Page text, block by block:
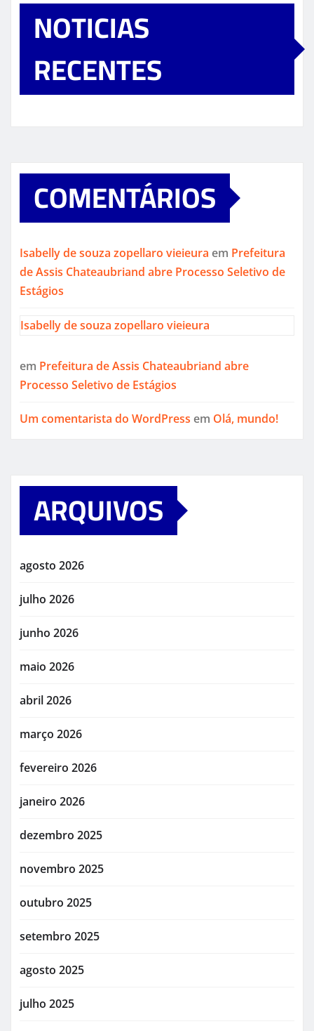
NOTICIAS
RECENTES
COMENTÁRIOS
Isabelly de souza zopellaro vieieura em Prefeitura
de Assis Chateaubriand abre Processo Seletivo de
Estágios
Isabelly de souza zopellaro vieieura
em Prefeitura de Assis Chateaubriand abre
Processo Seletivo de Estágios
Um comentarista do WordPress em Olá, mundo!
ARQUIVOS
agosto 2026
julho 2026
junho 2026
maio 2026
abril 2026
março 2026
fevereiro 2026
janeiro 2026
dezembro 2025
novembro 2025
outubro 2025
setembro 2025
agosto 2025
julho 2025